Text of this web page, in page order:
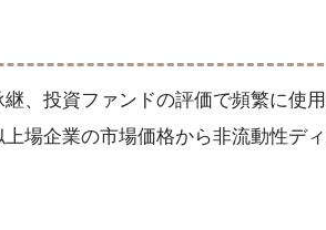
、投資ファンドの評価で頻繁に使
場企業の市場価格から非流動性デ